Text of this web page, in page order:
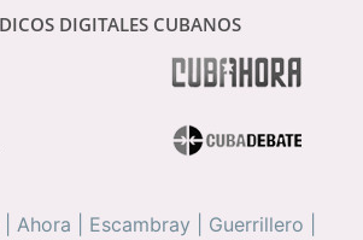
DIGITALES CUBANOS
Ahora Escambray Guerrillero